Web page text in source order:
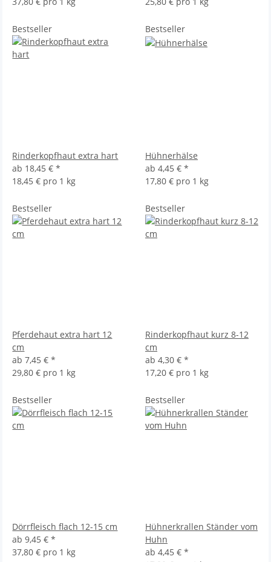
Bestseller
Rinderkopfhaut extra hart
ab 18,45 €*
18,45 € pro 1 kg
Bestseller
Hühnerhälse
ab 4,45 € *
17,80 € pro 1 kg
Bestseller
Pferdehaut extra hart 12
cm
ab7,45 €*
29,80 € pro 1 kg
Bestseller
Rinderkopfhaut kurz 8-12
cm
ab 4,30 € *
17,20 € pro 1 kg
Bestseller
Dörrfleisch flach 12-15 cm
ab9,45 €*
37,80 € pro 1 kg
Bestseller
Hühnerkrallen Ständer vom
Huhn
ab 4,45 € *